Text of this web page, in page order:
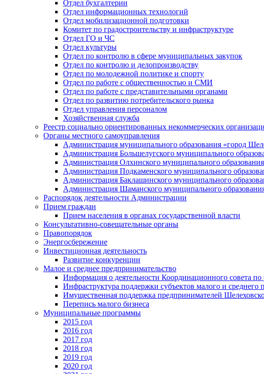
Отдел бухгалтерии
Отдел информационных технологий
Отдел мобилизационной подготовки
Комитет по градостроительству и инфраструктуре
Отдел ГО и ЧС
Отдел культуры
Отдел по контролю в сфере муниципальных закупок
Отдел по контролю и делопроизводству
Отдел по молодежной политике и спорту
Отдел по работе с общественностью и СМИ
Отдел по работе с представительными органами
Отдел по развитию потребительского рынка
Отдел управления персоналом
Хозяйственная служба
Реестр социально ориентированных некоммерческих
Органы местного самоуправления
Администрация муниципального образования «город
Администрация Большелугского муниципального
Администрация Олхинского муниципального образования
Администрация Подкаменского муниципального
Администрация Баклашинского муниципального
Администрация Шаманского муниципального
Распорядок деятельности Администрации
Прием граждан
Прием населения в органах государственной власти
Консультативно-совещательные органы
Правопорядок
Энергосбережение
Инвестиционная деятельность
Развитие конкуренции
Малое и среднее предпринимательство
Информация о деятельности Координационного совета
Инфраструктура поддержки субъектов малого и среднего
Имущественная поддержка предпринимателей
Перепись малого бизнеса
Муниципальные программы
2015 год
2016 год
2017 год
2018 год
2019 год
2020 год